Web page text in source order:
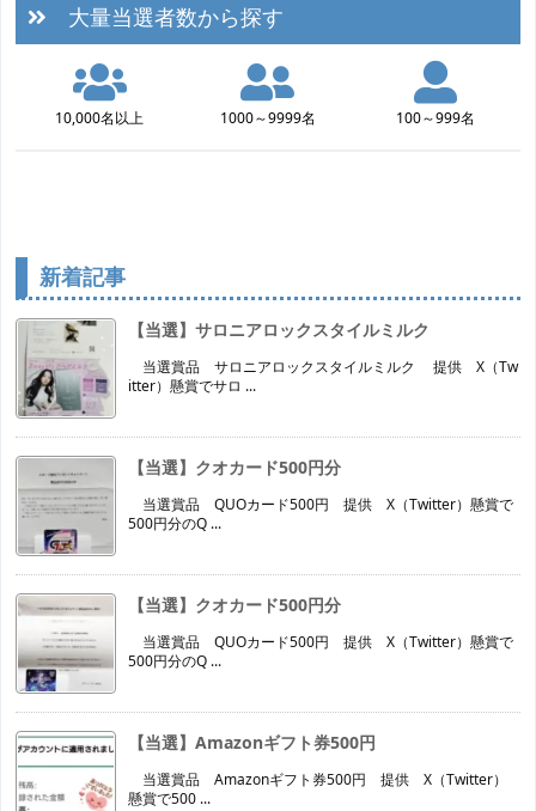
大量当選者数から探す
10,000名以上 1000～9999名 100～999名
新着記事
【当選】サロニアロックスタイルミルク
当選賞品 サロニアロックスタイルミルク 提供 X（Tw
itter）懸賞でサロ ...
【当選】クオカード500円分
当選賞品 QUOカード500円 提供 X（Twitter）懸賞で
500円分のQ ...
【当選】クオカード500円分
当選賞品 QUOカード500円 提供 X（Twitter）懸賞で
500円分のQ ...
【当選】Amazonギフト券500円
当選賞品 Amazonギフト券500円 提供 X（Twitter）
懸賞で500 ...